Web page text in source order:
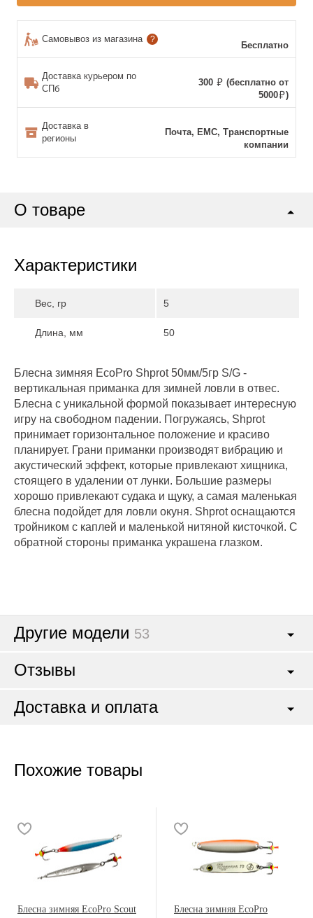
Самовывоз из магазина ?
Бесплатно
Доставка курьером по
СПб
300
(бесплатно от
5000
)
Доставка в
регионы
Почта, ЕМС, Транспортные
компании
О товаре
Характеристики
Вес, гр 5
Длина, мм 50
Блесна зимняя EcoPro Shprot 50мм/5гр S/G -
вертикальная приманка для зимней ловли в отвес.
Блесна с уникальной формой показывает интересную
игру на свободном падении. Погружаясь, Shprot
принимает горизонтальное положение и красиво
планирует. Грани приманки производят вибрацию и
акустический эффект, которые привлекают хищника,
стоящего в удалении от лунки. Большие размеры
хорошо привлекают судака и щуку, а самая маленькая
блесна подойдет для ловли окуня. Shprot оснащаются
тройником с каплей и маленькой нитяной кисточкой. С
обратной стороны приманка украшена глазком.
Другие модели 53
Отзывы
Доставка и оплата
Похожие товары
Блесна зимняя EcoPro Scout
Блесна зимняя EcoPro